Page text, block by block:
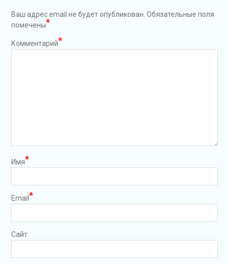
Ваш адрес email не будет опубликован. Обязательные поля
помечены*
Комментарий*
Имя*
Email *
Сайт